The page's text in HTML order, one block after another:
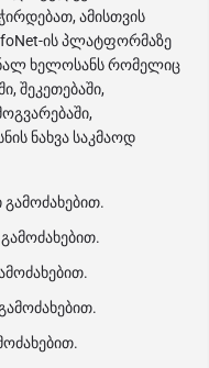
ამისთვის
ის პლატფორმაზე
ხელოსანს რომელიც
შეკეთებაში,
ნახვა საკმაოდ